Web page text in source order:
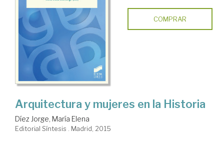
COMPRAR
Arquitectura y mujeres en la Historia
Díez Jorge, María Elena
Editorial Síntesis . Madrid, 2015